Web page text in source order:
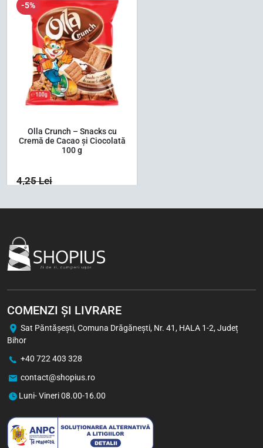
-5%
Olla Crunch – Snacks cu
Cremă de Cacao și Ciocolată
100 g
4,25Lei
-5%
Viva Chips cu Aromă de Pui
50 g
3,70Lei
COMENZI ȘI LIVRARE
Sat Păntăşeşti, Comuna Drăgăneşti, Nr. 41, HALA 1-2, Județ
Bihor
+40 722 403 328
contact@shopius.ro
Luni- Vineri 08.00-16.00